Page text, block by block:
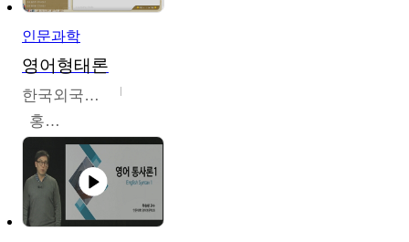
인문과학
영어형태론
한국외국어대학교
홍성훈